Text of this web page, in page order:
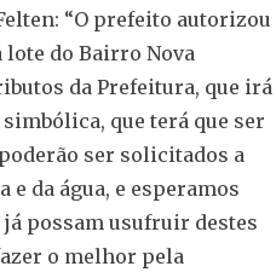
“O prefeito autorizou
lote do Bairro Nova
da Prefeitura, que irá
que terá que ser
ser solicitados a
e da água, e esperamos
possam usufruir destes
o melhor pela